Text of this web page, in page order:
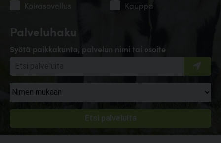
Palveluhaku
Syötä paikkakunta, palvelun nimi tai osoite
Koirasovellus
Kauppa